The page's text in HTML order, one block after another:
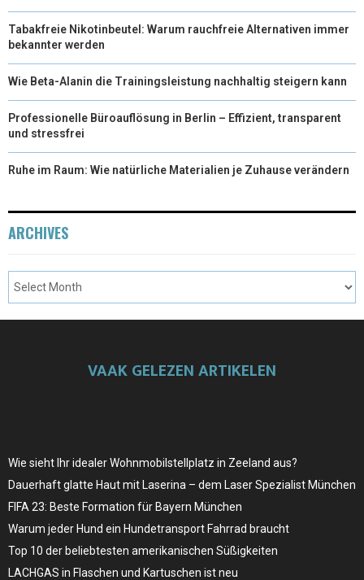
Tabakfreie Nikotinbeutel: Warum rauchfreie Alternativen immer
bekannter werden
Wie Beta-Alanin die Trainingsleistung nachhaltig steigern kann
Professionelle Büroauflösung in Berlin – Effizient, transparent
und stressfrei
Ruhe im Raum: Wie natürliche Materialien je Zuhause verändern
ARCHIVES
VAAK GELEZEN ARTIKELEN
Wie sieht Ihr idealer Wohnmobilstellplatz in Zeeland aus?
Dauerhaft glatte Haut mit Laserina – dem Laser Spezialist München
FIFA 23: Beste Formation für Bayern München
Warum jeder Hund ein Hundetransport Fahrrad braucht
Top 10 der beliebtesten amerikanischen Süßigkeiten
LACHGAS in Flaschen und Kartuschen ist neu